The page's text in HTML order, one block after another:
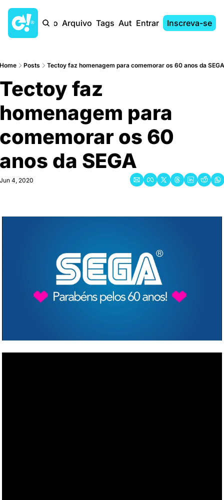
Início Arquivo Tags AutoresEntrar Inscreva-se
Home Posts Tectoy faz homenagem para comemorar os 60 anos da SEGA
Tectoy faz
homenagem para
comemorar os 60
anos da SEGA
Jun 4, 2020